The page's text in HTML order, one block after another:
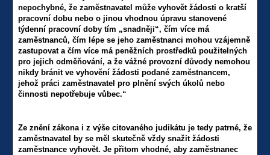
nepochybné, že zaměstnavatel může vyhovět žádosti o kratší
pracovní dobu nebo o jinou vhodnou úpravu stanovené
týdenní pracovní doby tím „snadněji“, čím více má
zaměstnanců, čím lépe se jeho zaměstnanci mohou vzájemně
zastupovat a čím více má peněžních prostředků použitelných
pro jejich odměňování, a že vážné provozní důvody nemohou
nikdy bránit ve vyhovění žádosti podané zaměstnancem,
jehož práci zaměstnavatel pro plnění svých úkolů nebo
činnosti nepotřebuje vůbec.“
Ze znění zákona i z výše citovaného judikátu je tedy patrné, že
zaměstnavatel by se měl skutečně vždy snažit žádosti
zaměstnance vyhovět. Je přitom vhodné, aby zaměstnanec